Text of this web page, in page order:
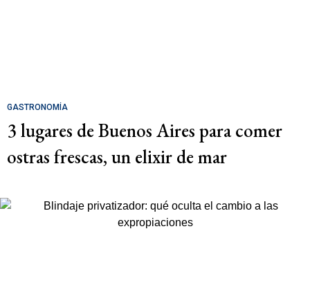
GASTRONOMÍA
3 lugares de Buenos Aires para comer
ostras frescas, un elixir de mar